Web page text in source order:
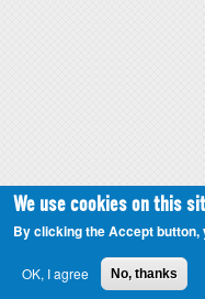
We use cookies on this
By clicking the Accept button,
OK, I agree No, thanks